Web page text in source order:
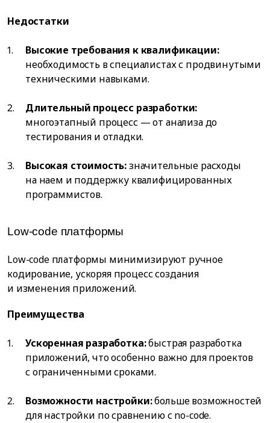
Недостатки
Высокие требования к квалификации:
необходимость в специалистах с продвинутыми
техническими навыками.
Длительный процесс разработки:
многоэтапный процесс — от анализа до
тестирования и отладки.
Высокая стоимость:значительные расходы
на наем и поддержку квалифицированных
программистов.
Low-code платформы
Low-code платформы минимизируют ручное
кодирование, ускоряя процесс создания
и изменения приложений.
Преимущества
Ускоренная разработка:быстрая разработка
приложений, что особенно важно для проектов
с ограниченными сроками.
Возможности настройки:больше возможностей
для настройки по сравнению с no-code.